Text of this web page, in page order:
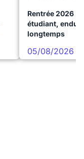
Rentrée 2026 :
étudiant,
longtemps
05/08/2026